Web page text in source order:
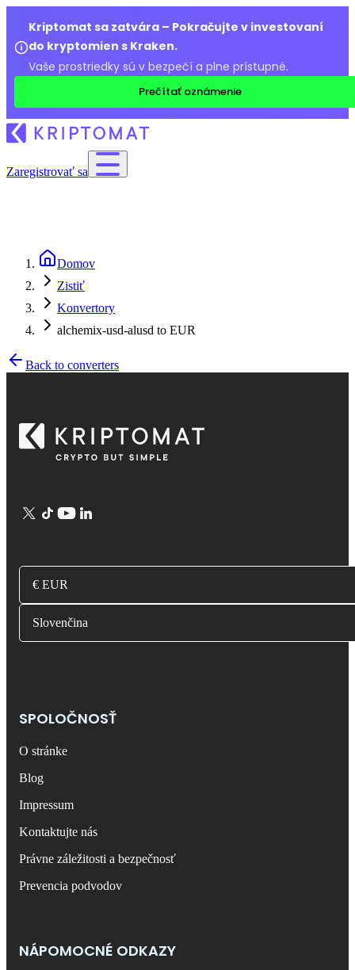
Kriptomat sa zatvára – Pokračujte v investovaní
do kryptomien s Kraken.
Vaše prostriedky sú v bezpečí a plne prístupné.
Prečítať oznámenie
Zaregistrovať sa
Domov
Zistiť
Konvertory
alchemix-usd-alusd to EUR
Back to converters
€ EUR
Slovenčina
SPOLOČNOSŤ
O stránke
Blog
Impressum
Kontaktujte nás
Právne záležitosti a bezpečnosť
Prevencia podvodov
NÁPOMOCNÉ ODKAZY